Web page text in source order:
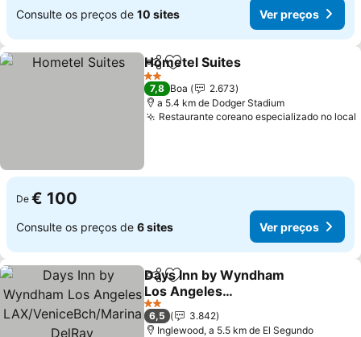
Consulte os preços de 10 sites Ver preços
PartilharAdicionar aos favoritos
Hometel Suites
2 Estrelas
7,8 Boa
2.673
a 5.4 km de Dodger Stadium
Restaurante coreano especializado no local
De € 100
Consulte os preços de 6 sites Ver preços
PartilharAdicionar aos favoritos
Days Inn by Wyndham
Los Angeles
LAX/VeniceBch/Marina
DelRay
2 Estrelas
6,5
3.842
Inglewood, a 5.5 km de El Segundo